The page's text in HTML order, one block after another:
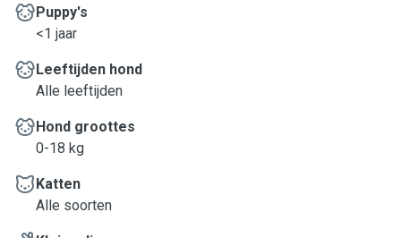
Puppy's
<1 jaar
Leeftijden hond
Alle leeftijden
Hond groottes
0-18 kg
Katten
Alle soorten